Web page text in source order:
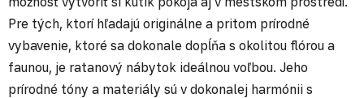
Pre tých, ktorí hľadajú originálne a pritom prírodné
vybavenie, ktoré sa dokonale dopĺňa s okolitou flórou a
faunou, je ratanový nábytok ideálnou voľbou. Jeho
prírodné tóny a materiály sú v dokonalej harmónii s